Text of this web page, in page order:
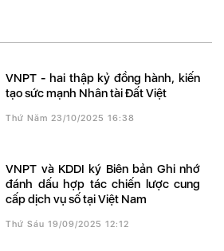
VNPT - hai thập kỷ đồng hành, kiến
tạo sức mạnh Nhân tài Đất Việt
Thứ Năm 23/10/2025 16:38
VNPT và KDDI ký Biên bản Ghi nhớ
đánh dấu hợp tác chiến lược cung
cấp dịch vụ số tại Việt Nam
Thứ Sáu 19/09/2025 12:12